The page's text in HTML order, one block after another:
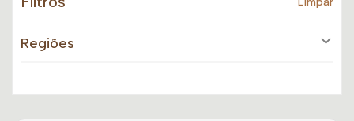
Regiões